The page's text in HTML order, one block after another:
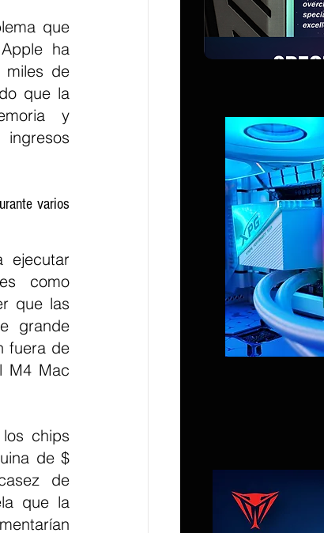
que
ha
miles de
que la
y
varios
ejecutar
como
que las
grande
fuera de
M4 Mac
chips
de $
de
que la